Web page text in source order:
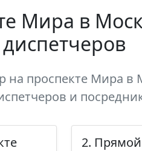
Мира в
диспетчеров
проспекте Мира в
и
2.